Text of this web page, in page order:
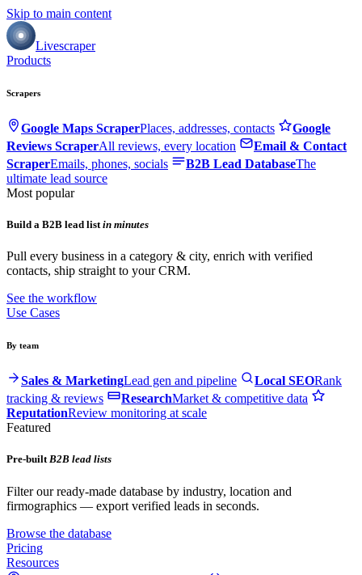
Skip to main content
Livescraper
Products
Scrapers
Google Maps ScraperPlaces, addresses, contacts
Google
Reviews ScraperAll reviews, every location
Email & Contact
ScraperEmails, phones, socials B2B Lead DatabaseThe
ultimate lead source
Most popular
Build a B2B lead listin minutes
Pull every business in a category & city, enrich with verified
contacts, ship straight to your CRM.
See the workflow
Use Cases
By team
Sales & MarketingLead gen and pipeline Local SEORank
tracking & reviews
ResearchMarket & competitive data
ReputationReview monitoring at scale
Featured
Pre-builtB2B lead lists
Filter our ready-made database by industry, location and
firmographics — export verified leads in seconds.
Browse the database
Pricing
Resources